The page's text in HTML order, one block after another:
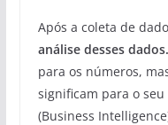
Após a coleta de
análise desses dados.
para os números,
significam para o
(Business